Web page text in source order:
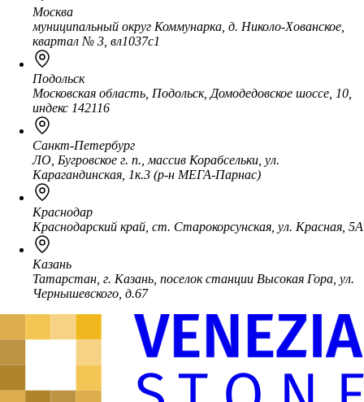
Москва
муниципальный округ Коммунарка, д. Николо-Хованское,
квартал № 3, вл1037с1
Подольск
Московская область, Подольск, Домодедовское шоссе, 10,
индекс 142116
Санкт-Петербург
ЛО, Бугровское г. п., массив Корабсельки, ул.
Карагандинская, 1к.3 (р-н МЕГА-Парнас)
Краснодар
Краснодарский край, ст. Старокорсунская, ул. Красная, 5А
Казань
Татарстан, г. Казань, поселок станции Высокая Гора, ул.
Чернышевского, д.67